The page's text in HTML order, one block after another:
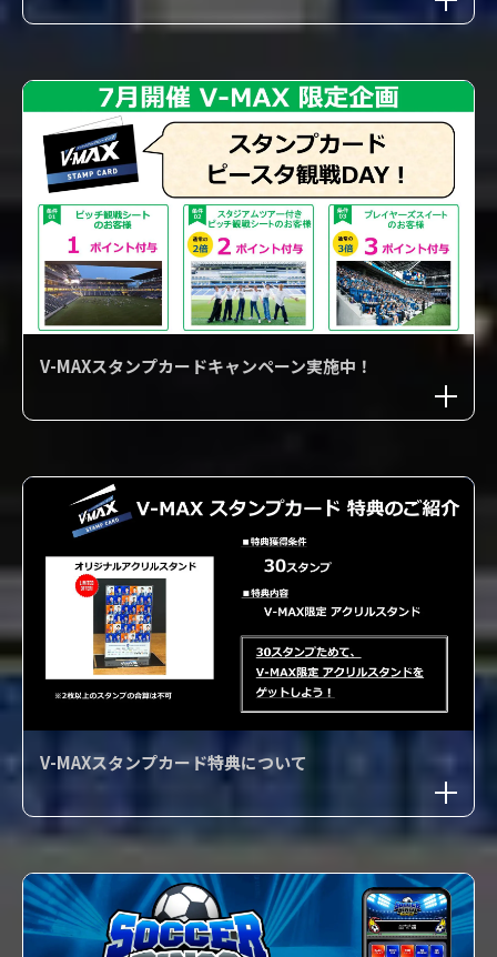
V-MAXスタンプカードキャンペーン実施中！
V-MAXスタンプカード特典について